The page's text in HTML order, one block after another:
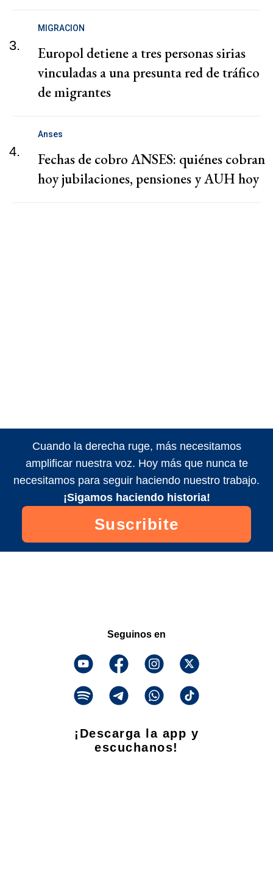
3.
MIGRACION
Europol detiene a tres personas sirias
vinculadas a una presunta red de tráfico
de migrantes
4.
Anses
Fechas de cobro ANSES: quiénes cobran
hoy jubilaciones, pensiones y AUH hoy
Cuando la derecha ruge, más necesitamos
amplificar nuestra voz. Hoy más que nunca te
necesitamos para seguir haciendo nuestro trabajo.
¡Sigamos haciendo historia!
Suscribite
Seguinos en
¡Descarga la app y
escuchanos!